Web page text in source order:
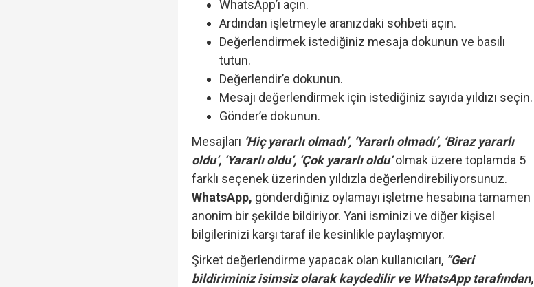
WhatsApp’ı açın.
Ardından işletmeyle aranızdaki sohbeti açın.
Değerlendirmek istediğiniz mesaja dokunun ve basılı
tutun.
Değerlendir’e dokunun.
Mesajı değerlendirmek için istediğiniz sayıda yıldızı seçin.
Gönder’e dokunun.
Mesajları ‘Hiç yararlı olmadı’, ‘Yararlı olmadı’, ‘Biraz yararlı
oldu’, ‘Yararlı oldu’, ‘Çok yararlı oldu’olmak üzere toplamda 5
farklı seçenek üzerinden yıldızla değerlendirebiliyorsunuz.
WhatsApp, gönderdiğiniz oylamayı işletme hesabına tamamen
anonim bir şekilde bildiriyor. Yani isminizi ve diğer kişisel
bilgilerinizi karşı taraf ile kesinlikle paylaşmıyor.
Şirket değerlendirme yapacak olan kullanıcıları, “Geri
bildiriminiz isimsiz olarak kaydedilir ve WhatsApp tarafından,